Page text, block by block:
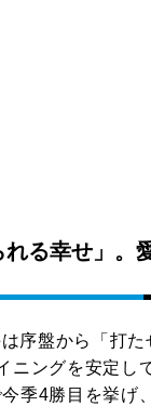
れる幸せ」
序盤から「打
ニングを安定し
季4勝目を挙げ